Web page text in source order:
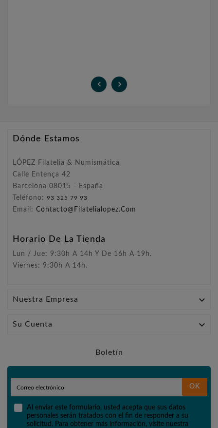
 
Dónde Estamos
LÓPEZ Filatelia & Numismática
Calle Entença 42
Barcelona 08015 - España
Teléfono: 93 325 79 93
Email: Contacto@filatelialopez.com
Horario De La Tienda
Lun / Jue: 9:30h A 14h Y De 16h A 19h.
Viernes: 9:30h A 14h.
Nuestra Empresa 
Su Cuenta 
Boletín
OK
Al enviar este formulario, usted acepta que sus datos
personales serán tratados con el fin de responder a su
solicitud. Para obtener más información, visite nuestra